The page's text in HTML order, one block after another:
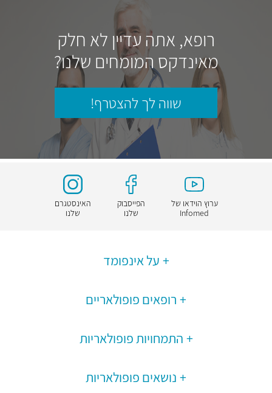
רופא, אתה עדיין לא חלק
מאינדקס המומחים שלנו?
שווה לך להצטרף!
ערוץ הוידאו של
Infomed
הפייסבוק
שלנו
האינסטגרם
שלנו
על אינפומד
רופאים פופולאריים
התמחויות פופולאריות
נושאים פופולאריות